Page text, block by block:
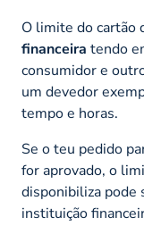
O limite do cartão
financeira tendo
consumidor e
um devedor
tempo e horas.
Se o teu pedido
for aprovado, o
disponibiliza pode
instituição